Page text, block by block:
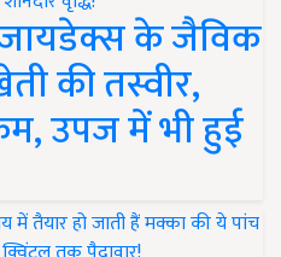
के जैविक
की तस्वीर,
उपज में भी हुई